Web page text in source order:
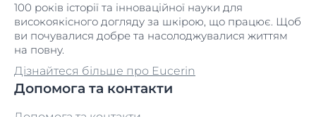
100 років історії та інноваційної науки для
високоякісного догляду за шкірою, що працює. Щоб
ви почувалися добре та насолоджувалися життям
на повну.
Дізнайтеся більше про Eucerin
Допомога та контакти